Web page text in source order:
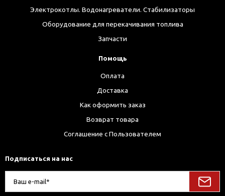
Электрокотлы. Водонагреватели. Стабилизаторы
Оборудование для перекачивания топлива
Запчасти
Помощь
Оплата
Доставка
Как оформить заказ
Возврат товара
Соглашение с Пользователем
Подписаться на нас